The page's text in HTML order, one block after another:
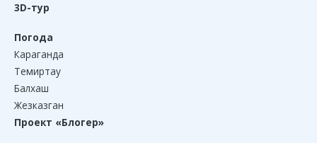
3D-тур
Погода
Караганда
Темиртау
Балхаш
Жезказган
Проект «Блогер»